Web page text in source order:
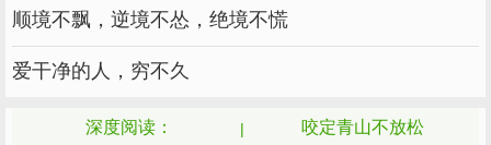
亲笔写下这封揭露先帝丑事的罪文，交给了小
人。”
都交代好了，包括与手底下的朝臣。他的死，便
顺境不飘，逆境不怂，绝境不慌
爱干净的人，穷不久
深度阅读： 咬定青山不放松